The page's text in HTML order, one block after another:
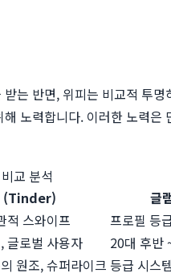
는 반면, 위피는 비교적 투
노력합니다. 이러한 노력
교 분석
(Tinder)
글
적 스와이프
프로필 등
글로벌 사용자
20대 후반
원조, 슈퍼라이크 등급 시스